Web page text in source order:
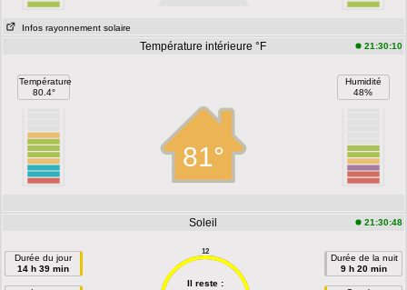
Infos rayonnement solaire
Température intérieure °F 21:30:10
Température
80.4°
81°
Humidité
48%
Soleil 21:30:48
Durée du jour
14 h 39 min
12
Il reste :
Durée de la nuit
9 h 20 min